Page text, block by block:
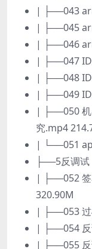
| ├──043
| ├──045
| ├──046
| ├──047
| ├──048
| ├──049
| ├──050 机
究.mp4
| └──051
├──5反调试
| ├──052 签
320.90M
| ├──053 过
| ├──054
| ├──055